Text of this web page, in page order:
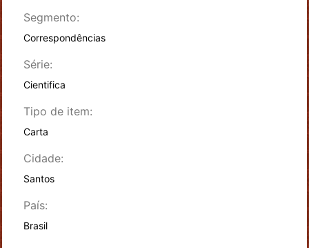
Segmento:
Correspondências
Série:
Cientifica
Tipo de item:
Carta
Cidade:
Santos
País:
Brasil